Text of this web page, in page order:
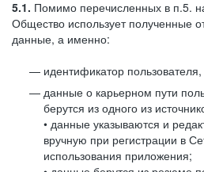
5.1. Помимо перечисленных в п.5.
Общество использует полученные
данные, а именно:
идентификатор
данные о карьерном пути
берутся из одного из
• данные указываются и
вручную при регистрации в
использования приложения;